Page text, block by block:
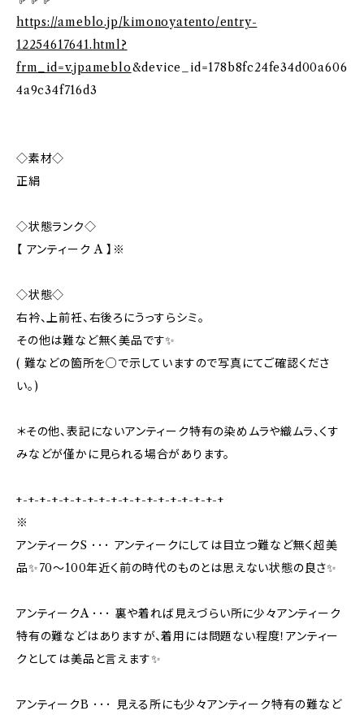
https://ameblo.jp/kimonoyatento/entry-
12254617641.html?
frm_id=v.jpameblo&device_id=178b8fc24fe34d00a606
4a9c34f716d3
◇素材◇
正絹
◇状態ランク◇
【 アンティーク A 】※
◇状態◇
右衿、上前衽、右後ろにうっすらシミ。
その他は難など無く美品です✨
( 難などの箇所を○で示していますので写真にてご確認くださ
い。)
＊その他、表記にないアンティーク特有の染めムラや織ムラ、くす
みなどが僅かに見られる場合があります。
+-+-+-+-+-+-+-+-+-+-+-+-+-+-+-+-+-+
※
アンティークS ･･･ アンティークにしては目立つ難など無く超美
品✨70〜100年近く前の時代のものとは思えない状態の良さ✨
アンティークA ･･･ 裏や着れば見えづらい所に少々アンティーク
特有の難などはありますが、着用には問題ない程度！アンティー
クとしては美品と言えます✨
アンティークB ･･･ 見える所にも少々アンティーク特有の難など